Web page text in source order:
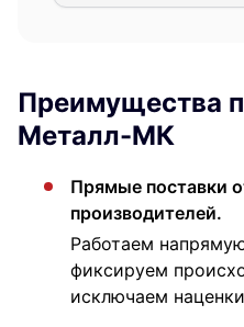
Преимущества
Металл-МК
Прямые поставки
производителей.
Работаем
фиксируем
исключаем